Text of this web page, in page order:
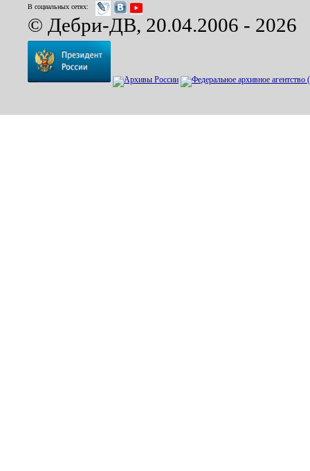
В социальных сетях:
© Дебри-ДВ, 20.04.2006 - 2026